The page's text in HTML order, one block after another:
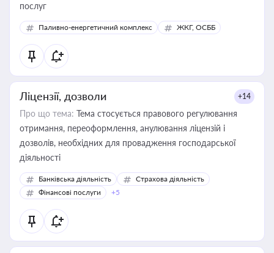
послуг
Паливно-енергетичний комплекс ЖКГ, ОСББ
Ліцензії, дозволи +14
Про що тема: Тема стосується правового регулювання
отримання, переоформлення, анулювання ліцензій і
дозволів, необхідних для провадження господарської
діяльності
Банківська діяльність
Страхова діяльність
Фінансові послуги
+5